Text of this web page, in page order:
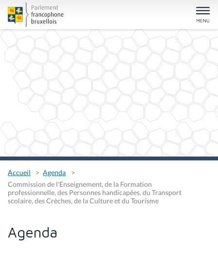
Accueil
Agenda
Commission de l'Enseignement, de la Formation
professionnelle, des Personnes handicapées, du Transport
scolaire, des Crèches, de la Culture et du Tourisme
Agenda